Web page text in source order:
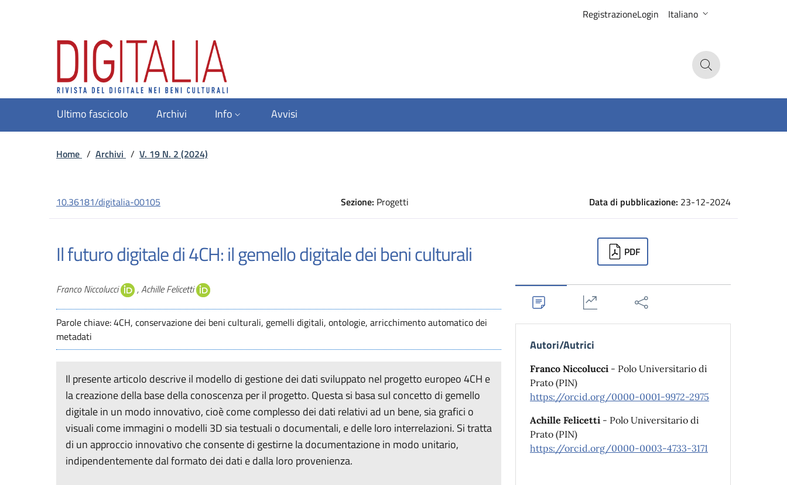
RegistrazioneLogin Italiano
Ultimo fascicolo Archivi Info Avvisi
Home / Archivi / V. 19 N. 2 (2024)
10.36181/digitalia-00105 Sezione: Progetti Data di pubblicazione: 23-12-2024
Il futuro digitale di 4CH: il gemello digitale dei beni culturali
Autori
Franco Niccolucci , Achille Felicetti
Parole chiave: 4CH, conservazione dei beni culturali, gemelli digitali, ontologie, arricchimento automatico dei
metadati
Il presente articolo descrive il modello di gestione dei dati sviluppato nel progetto europeo 4CH e
la creazione della base della conoscenza per il progetto. Questa si basa sul concetto di gemello
digitale in un modo innovativo, cioè come complesso dei dati relativi ad un bene, sia grafici o
visuali come immagini o modelli 3D sia testuali o documentali, e delle loro interrelazioni. Si tratta
di un approccio innovativo che consente di gestirne la documentazione in modo unitario,
indipendentemente dal formato dei dati e dalla loro provenienza.
PDF
Autori/Autrici
Franco Niccolucci - Polo Universitario di
Prato (PIN)
https://orcid.org/0000-0001-9972-2975
Achille Felicetti - Polo Universitario di
Prato (PIN)
https://orcid.org/0000-0003-4733-3171